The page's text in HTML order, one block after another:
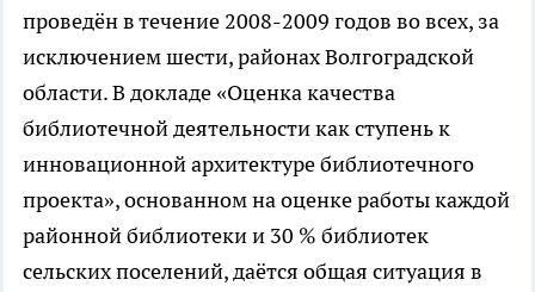
проведён в течение 2008-2009 годов во всех, за
исключением шести, районах Волгоградской
области. В докладе «Оценка качества
библиотечной деятельности как ступень к
инновационной архитектуре библиотечного
проекта», основанном на оценке работы каждой
районной библиотеки и 30 % библиотек
сельских поселений, даётся общая ситуация в